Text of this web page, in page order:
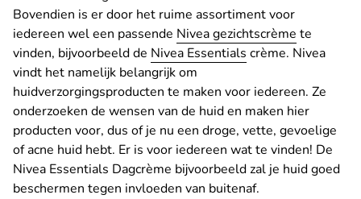
Bovendien is er door het ruime assortiment voor
iedereen wel een passende Nivea gezichtscrème te
vinden, bijvoorbeeld de Nivea Essentials crème. Nivea
vindt het namelijk belangrijk om
huidverzorgingsproducten te maken voor iedereen. Ze
onderzoeken de wensen van de huid en maken hier
producten voor, dus of je nu een droge, vette, gevoelige
of acne huid hebt. Er is voor iedereen wat te vinden! De
Nivea Essentials Dagcrème bijvoorbeeld zal je huid goed
beschermen tegen invloeden van buitenaf.